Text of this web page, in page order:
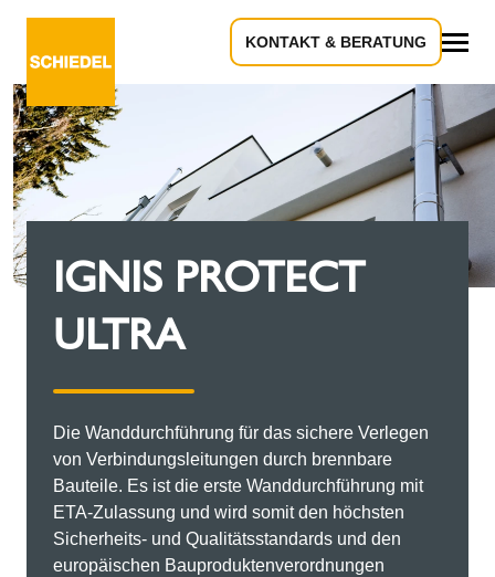
KONTAKT & BERATUNG
IGNIS PROTECT
ULTRA
Die Wanddurchführung für das sichere Verlegen
von Verbindungsleitungen durch brennbare
Bauteile. Es ist die erste Wanddurchführung mit
ETA-Zulassung und wird somit den höchsten
Sicherheits- und Qualitätsstandards und den
europäischen Bauproduktenverordnungen